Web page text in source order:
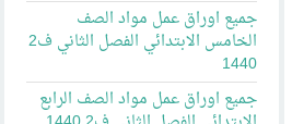
جميع اوراق عمل مواد الصف
الخامس الابتدائي الفصل الثاني ف2
1440
جميع اوراق عمل مواد الصف الرابع